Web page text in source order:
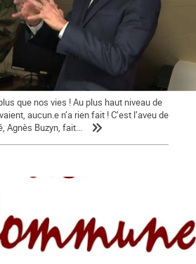
… contre Macron !
que nos vies ! Au plus haut niveau de
aucun.e n’a rien fait ! C’est l’aveu de
Agnès Buzyn, fait...